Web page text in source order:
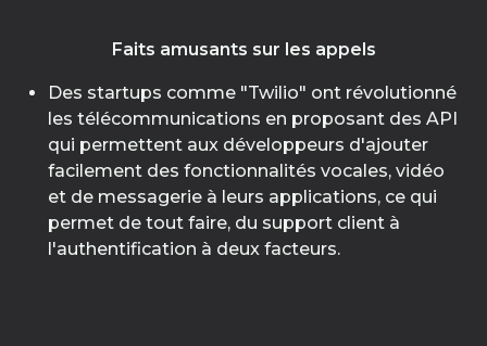
Faits amusants sur les appels
Des startups comme "Twilio" ont révolutionné
les télécommunications en proposant des API
qui permettent aux développeurs d'ajouter
facilement des fonctionnalités vocales, vidéo
et de messagerie à leurs applications, ce qui
permet de tout faire, du support client à
l'authentification à deux facteurs.